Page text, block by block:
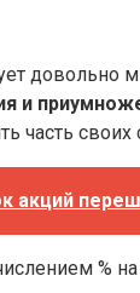
и
часть
акций
% на